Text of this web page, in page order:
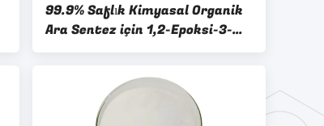
99.9% Saflık Kimyasal Organik
Ara Sentez için 1,2-Epoksi-3-
Kloropropan